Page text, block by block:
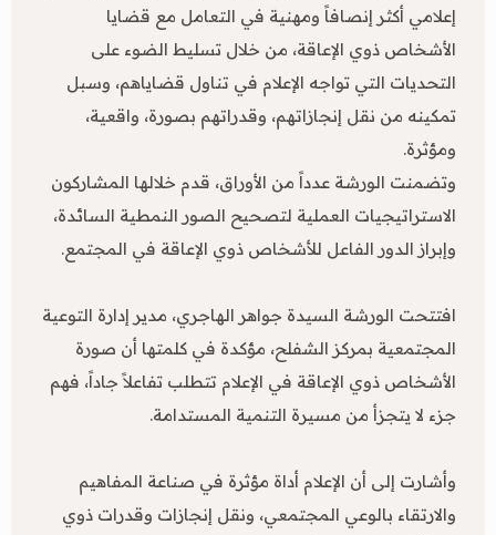
إعلامي أكثر إنصافاً ومهنية في التعامل مع قضايا
الأشخاص ذوي الإعاقة، من خلال تسليط الضوء على
التحديات التي تواجه الإعلام في تناول قضاياهم، وسبل
تمكينه من نقل إنجازاتهم، وقدراتهم بصورة، واقعية،
ومؤثرة.
وتضمنت الورشة عدداً من الأوراق، قدم خلالها المشاركون
الاستراتيجيات العملية لتصحيح الصور النمطية السائدة،
وإبراز الدور الفاعل للأشخاص ذوي الإعاقة في المجتمع.
افتتحت الورشة السيدة جواهر الهاجري، مدير إدارة التوعية
المجتمعية بمركز الشفلح، مؤكدة في كلمتها أن صورة
الأشخاص ذوي الإعاقة في الإعلام تتطلب تفاعلاً جاداً، فهم
جزء لا يتجزأ من مسيرة التنمية المستدامة.
وأشارت إلى أن الإعلام أداة مؤثرة في صناعة المفاهيم
والارتقاء بالوعي المجتمعي، ونقل إنجازات وقدرات ذوي